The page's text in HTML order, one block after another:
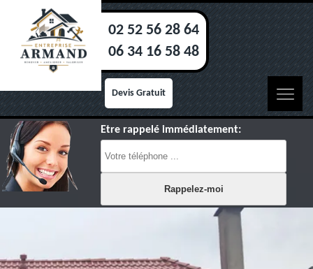
02 52 56 28 64
06 34 16 58 48
Devis Gratuit
Etre rappelé immédiatement: